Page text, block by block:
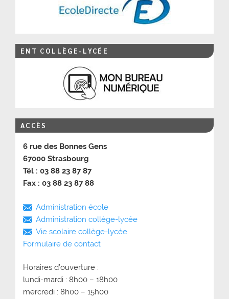
ENT COLLÈGE-LYCÉE
ACCÈS
6 rue des Bonnes Gens
67000 Strasbourg
Tél : 03 88 23 87 87
Fax : 03 88 23 87 88
Administration école
Administration collège-lycée
Vie scolaire collège-lycée
Formulaire de contact
Horaires d’ouverture :
lundi-mardi : 8h00 – 18h00
mercredi : 8h00 – 15h00